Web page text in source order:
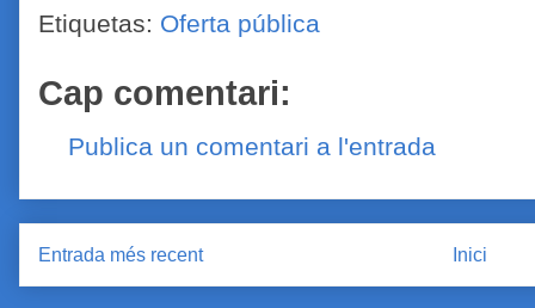
Etiquetas: Oferta pública
Cap comentari:
Publica un comentari a l'entrada
Entrada més recent Inici